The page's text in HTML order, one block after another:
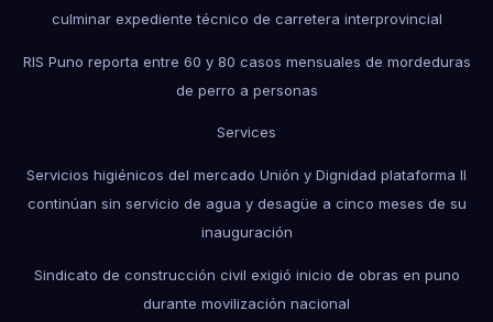
culminar expediente técnico de carretera interprovincial
RIS Puno reporta entre 60 y 80 casos mensuales de mordeduras
de perro a personas
Services
Servicios higiénicos del mercado Unión y Dignidad plataforma II
continúan sin servicio de agua y desagüe a cinco meses de su
inauguración
Sindicato de construcción civil exigió inicio de obras en puno
durante movilización nacional